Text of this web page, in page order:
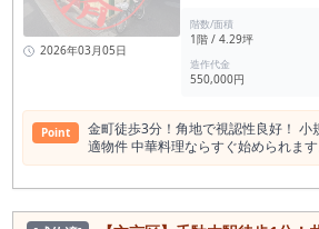
2026年03月05日
階数/面積
1階 / 4.29坪
造作代金
550,000円
Point
金町徒歩3分！角地で視認性良好！ 小
適物件 中華料理ならすぐ始められます